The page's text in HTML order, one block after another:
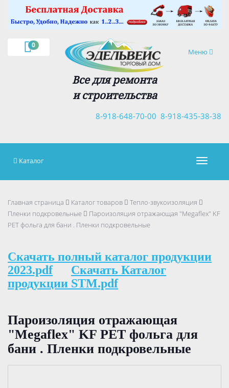
0
Навигация
Меню
Все для ремонта
и строительства
8-918-435-38-38
8-918-648-70-00
×
Каталог
Главная страница Каталог товаров
Тепло-звукоизоляция
Пленки подкровельные
Пароизоляция отражающая "Megaflex" KF
PET фольга для бани . Пленки подкровельные
Скачать полный каталог продукции
2023.pdf
Скачать Каталог
продукции STM.pdf
Пароизоляция отражающая
"Megaflex" KF PET фольга для
бани . Пленки подкровельные